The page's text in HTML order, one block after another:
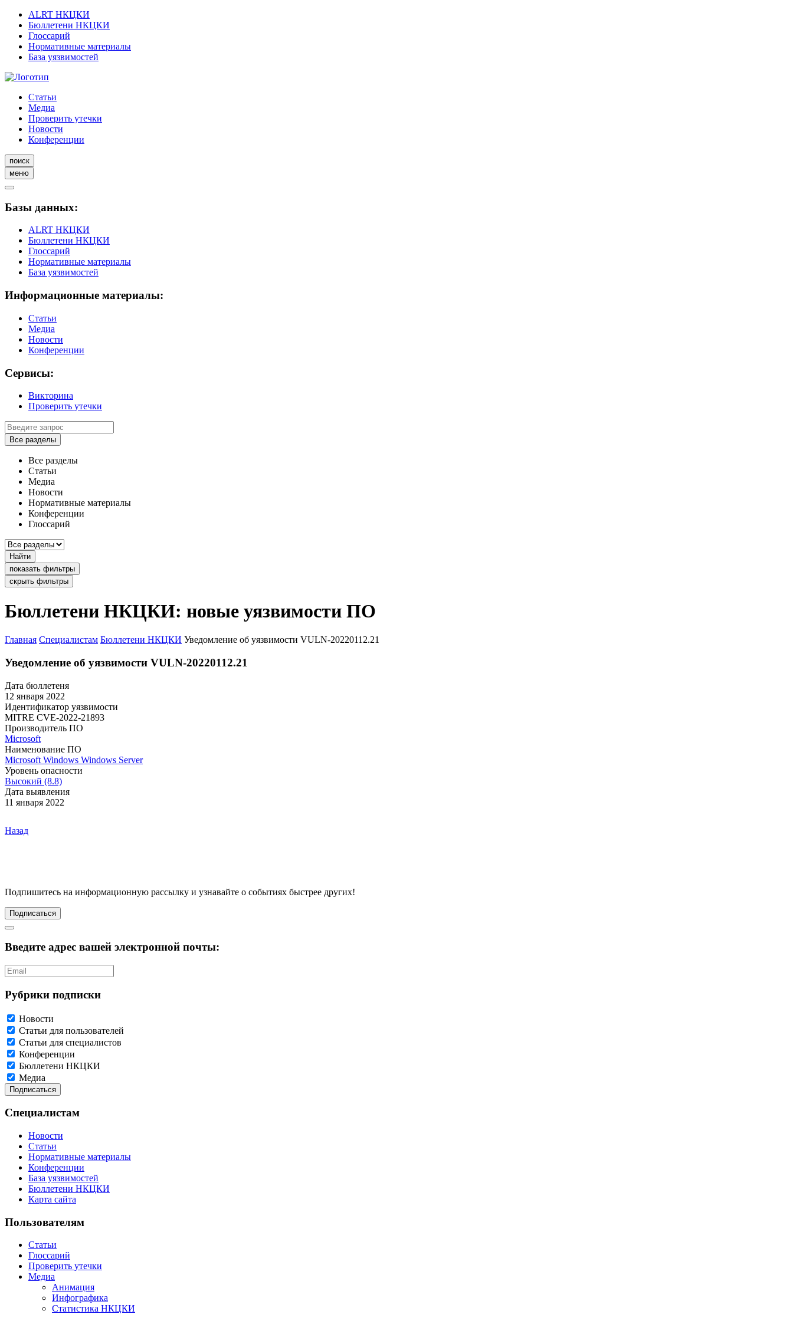
ALRT НКЦКИ
Бюллетени НКЦКИ
Глоссарий
Нормативные материалы
База уязвимостей
Статьи
Медиа
Проверить утечки
Новости
Конференции
поиск
меню
Базы данных:
ALRT НКЦКИ
Бюллетени НКЦКИ
Глоссарий
Нормативные материалы
База уязвимостей
Информационные материалы:
Статьи
Медиа
Новости
Конференции
Сервисы:
Викторина
Проверить утечки
Все разделы
Все разделы
Статьи
Медиа
Новости
Нормативные материалы
Конференции
Глоссарий
Найти
показать фильтры
скрыть фильтры
Бюллетени НКЦКИ: новые уязвимости ПО
Главная Специалистам Бюллетени НКЦКИ Уведомление об уязвимости VULN-20220112.21
Уведомление об уязвимости VULN-20220112.21
Дата бюллетеня
12 января 2022
Идентификатор уязвимости
MITRE CVE-2022-21893
Производитель ПО
Microsoft
Наименование ПО
Microsoft Windows Windows Server
Уровень опасности
Высокий (8.8)
Дата выявления
11 января 2022
Назад
Подпишитесь на информационную рассылку и узнавайте о событиях быстрее других!
Подписаться
Введите адрес вашей электронной почты:
Рубрики подписки
Новости
Статьи для пользователей
Статьи для специалистов
Конференции
Бюллетени НКЦКИ
Медиа
Специалистам
Новости
Статьи
Нормативные материалы
Конференции
База уязвимостей
Бюллетени НКЦКИ
Карта сайта
Пользователям
Статьи
Глоссарий
Проверить утечки
Медиа
Анимация
Инфографика
Статистика НКЦКИ